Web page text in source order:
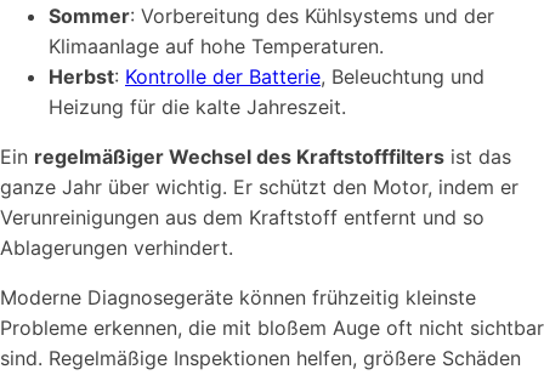
Sommer: Vorbereitung des Kühlsystems und der
Klimaanlage auf hohe Temperaturen.
Herbst: Kontrolle der Batterie, Beleuchtung und
Heizung für die kalte Jahreszeit.
Ein regelmäßiger Wechsel des Kraftstofffilters ist das
ganze Jahr über wichtig. Er schützt den Motor, indem er
Verunreinigungen aus dem Kraftstoff entfernt und so
Ablagerungen verhindert.
Moderne Diagnosegeräte können frühzeitig kleinste
Probleme erkennen, die mit bloßem Auge oft nicht sichtbar
sind. Regelmäßige Inspektionen helfen, größere Schäden